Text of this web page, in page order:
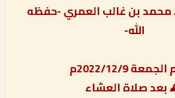
محمد بن غالب العمري -حفظه
الله-
2022/12/9م
صلاة العشاء